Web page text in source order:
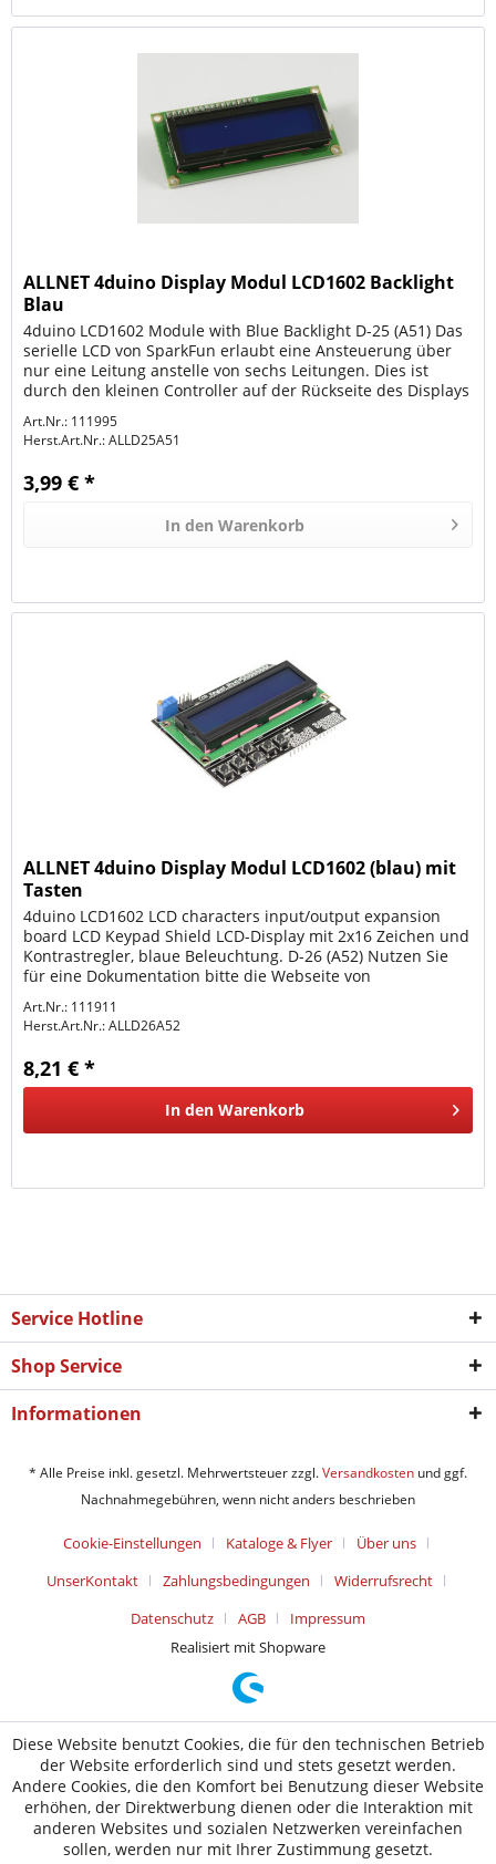
ALLNET 4duino Display Modul LCD1602 Backlight
Blau
4duino LCD1602 Module with Blue Backlight D-25 (A51) Das
serielle LCD von SparkFun erlaubt eine Ansteuerung über
nur eine Leitung anstelle von sechs Leitungen. Dies ist
durch den kleinen Controller auf der Rückseite des Displays
Art.Nr.: 111995
Herst.Art.Nr.:ALLD25A51
3,99 € *
In den Warenkorb
ALLNET 4duino Display Modul LCD1602 (blau) mit
Tasten
4duino LCD1602 LCD characters input/output expansion
board LCD Keypad Shield LCD-Display mit 2x16 Zeichen und
Kontrastregler, blaue Beleuchtung. D-26 (A52) Nutzen Sie
für eine Dokumentation bitte die Webseite von
Art.Nr.: 111911
Herst.Art.Nr.:ALLD26A52
8,21 € *
In den Warenkorb
Service Hotline
Shop Service
Informationen
* Alle Preise inkl. gesetzl. Mehrwertsteuer zzgl.Versandkosten und ggf.
Nachnahmegebühren, wenn nicht anders beschrieben
Cookie-Einstellungen Kataloge & Flyer
Über uns
UnserKontakt
Zahlungsbedingungen
Widerrufsrecht
Datenschutz
AGB
Impressum
Realisiert mit Shopware
Diese Website benutzt Cookies, die für den technischen Betrieb
der Website erforderlich sind und stets gesetzt werden.
Andere Cookies, die den Komfort bei Benutzung dieser Website
erhöhen, der Direktwerbung dienen oder die Interaktion mit
anderen Websites und sozialen Netzwerken vereinfachen
sollen, werden nur mit Ihrer Zustimmung gesetzt.